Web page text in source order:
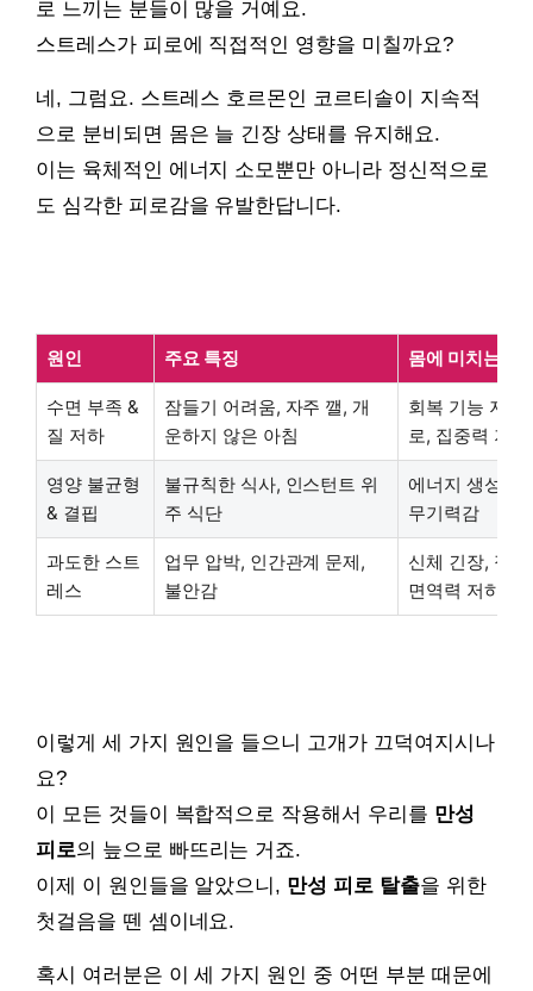
로 느끼는 분들이 많을 거예요.
스트레스가 피로에 직접적인 영향을 미칠까요?
네, 그럼요. 스트레스 호르몬인 코르티솔이 지속적
으로 분비되면 몸은 늘 긴장 상태를 유지해요.
이는 육체적인 에너지 소모뿐만 아니라 정신적으로
도 심각한 피로감을 유발한답니다.
원인 주요 특징 몸에 미치는 영
수면 부족 &
질 저하
잠들기 어려움, 자주 깰, 개
운하지 않은 아침
회복 기능 저하
로, 집중력 저하
영양 불균형
& 결핍
불규칙한 식사, 인스턴트 위
주 식단
에너지 생성 효
무기력감
과도한 스트
레스
업무 압박, 인간관계 문제,
불안감
신체 긴장, 정
면역력 저하
이렇게 세 가지 원인을 들으니 고개가 끄덕여지시나
요?
이 모든 것들이 복합적으로 작용해서 우리를 만성
피로의 늪으로 빠뜨리는 거죠.
이제 이 원인들을 알았으니, 만성 피로 탈출을 위한
첫걸음을 뗀 셈이네요.
혹시 여러분은 이 세 가지 원인 중 어떤 부분 때문에